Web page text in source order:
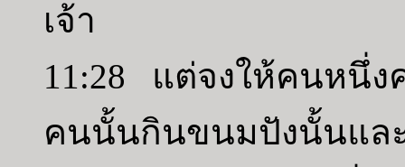
เจ้า
11:28 แต่จงให้คนหนึ่ง
คนนั้นกินขนมปังนั้นแล